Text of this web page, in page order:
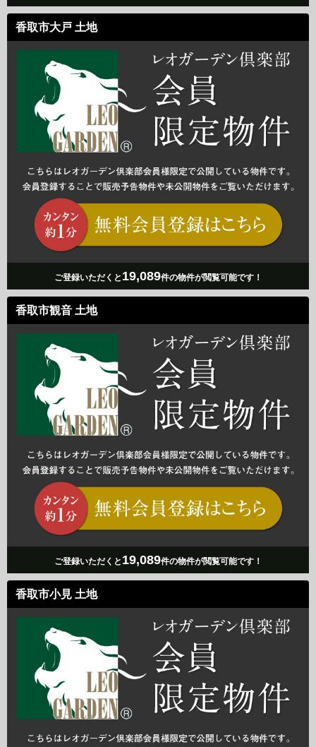
香取市大戸 土地
ご登録いただくと 19,089件の物件が閲覧可能です！
香取市観音 土地
ご登録いただくと 19,089件の物件が閲覧可能です！
香取市小見 土地